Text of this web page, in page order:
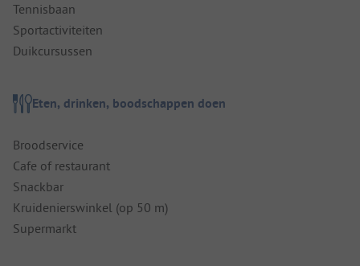
Tennisbaan
Sportactiviteiten
Duikcursussen
Eten, drinken, boodschappen doen
Broodservice
Cafe of restaurant
Snackbar
Kruidenierswinkel (op 50 m)
Supermarkt